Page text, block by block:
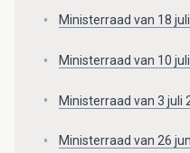
Ministerraad van 18
Ministerraad van 10
Ministerraad van 3 juli
Ministerraad van 26